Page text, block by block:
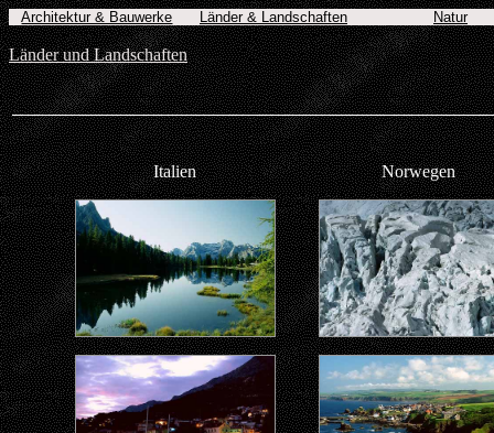
Architektur & Bauwerke Länder & Landschaften Natur
Länder und Landschaften
Italien Norwegen